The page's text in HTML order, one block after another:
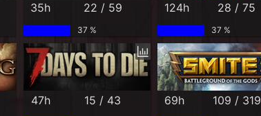
35h 22 / 59
37 %
124h 28 / 75
37 %
47h 15 / 43 69h 109 / 319